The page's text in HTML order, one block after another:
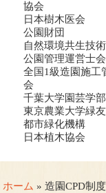
協会
日本樹木医会
公園財団
自然環境共生技
公園管理運営士会
全国1級造園施工
会
千葉大学園芸学
東京農業大学緑
都市緑化機構
日本植木協会
ホーム » 造園CPD制